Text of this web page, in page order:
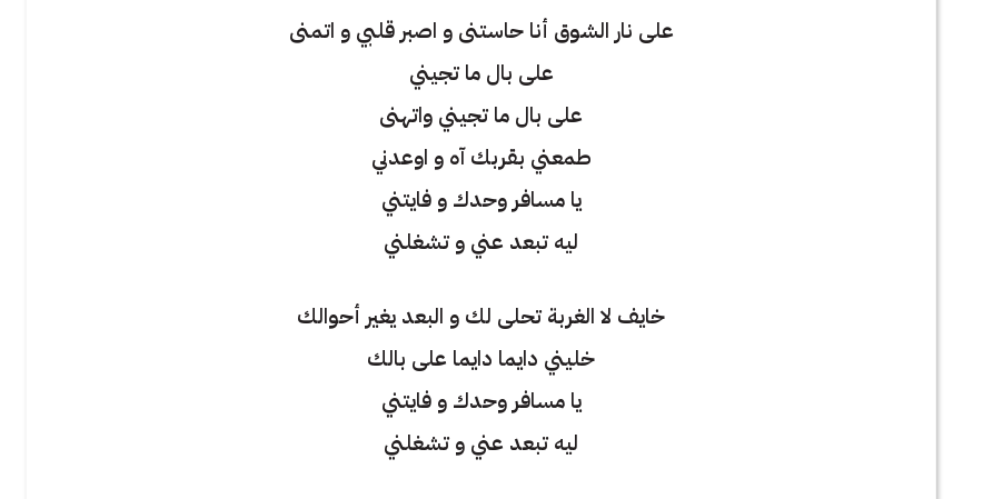
على نار الشوق أنا حاستنى و اصبر قلبي و اتمنى
على بال ما تجيني
على بال ما تجيني واتهنى
طمعني بقربك آه و اوعدني
يا مسافر وحدك و فايتني
ليه تبعد عني و تشغلني
خايف لا الغربة تحلى لك و البعد يغير أحوالك
خليني دايما دايما على بالك
يا مسافر وحدك و فايتني
ليه تبعد عني و تشغلني